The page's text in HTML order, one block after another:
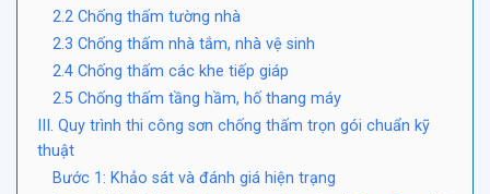
2.2 Chống thấm tường nhà
2.3 Chống thấm nhà tắm, nhà vệ sinh
2.4 Chống thấm các khe tiếp giáp
2.5 Chống thấm tầng hầm, hố thang máy
III. Quy trình thi công sơn chống thấm trọn gói chuẩn kỹ
thuật
Bước 1: Khảo sát và đánh giá hiện trạng